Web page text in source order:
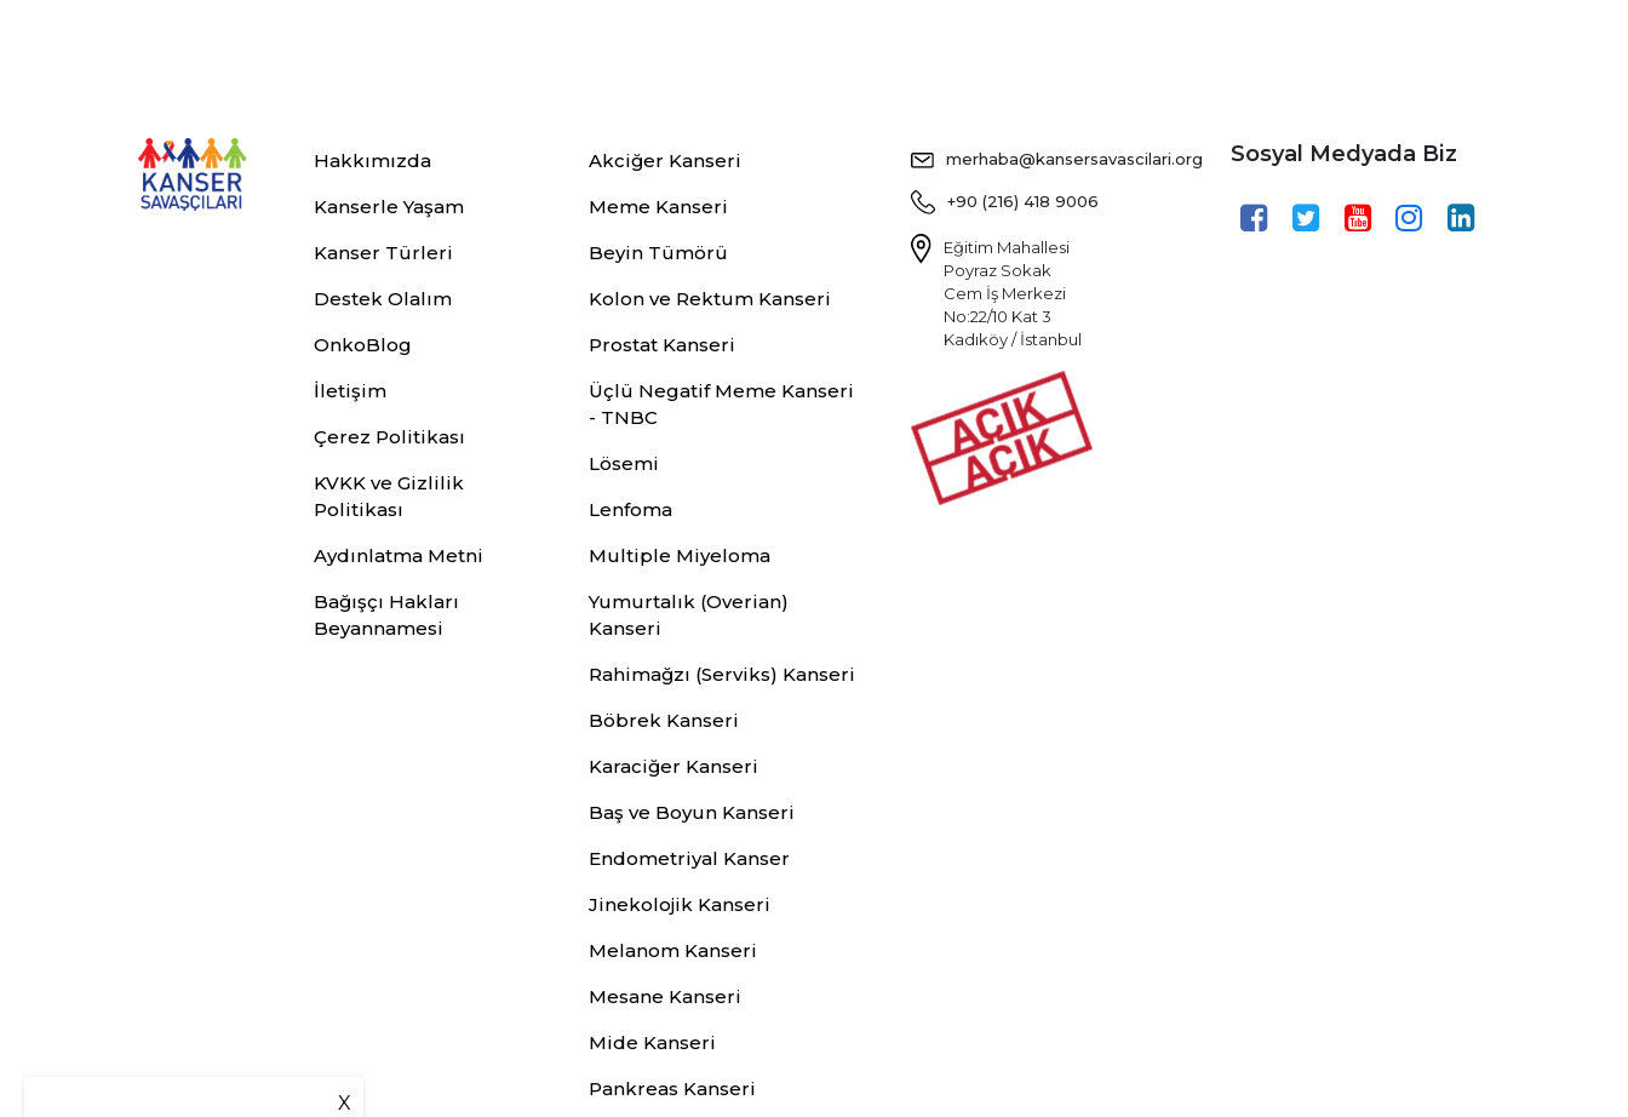
Hakkımızda
Kanserle Yaşam
Kanser Türleri
Destek Olalım
OnkoBlog
İletişim
Çerez Politikası
KVKK ve Gizlilik
Politikası
Aydınlatma Metni
Bağışçı Hakları
Beyannamesi
Akciğer Kanseri
Meme Kanseri
Beyin Tümörü
Kolon ve Rektum Kanseri
Prostat Kanseri
Üçlü Negatif Meme Kanseri
- TNBC
Lösemi
Lenfoma
Multiple Miyeloma
Yumurtalık (Overian)
Kanseri
Rahimağzı (Serviks) Kanseri
Böbrek Kanseri
Karaciğer Kanseri
Baş ve Boyun Kanseri
Endometriyal Kanser
Jinekolojik Kanseri
Melanom Kanseri
Mesane Kanseri
Mide Kanseri
Pankreas Kanseri
merhaba@kansersavascilari.org
+90 (216) 418 9006
Eğitim Mahallesi
Poyraz Sokak
Cem İş Merkezi
No:22/10 Kat 3
Kadıköy / İstanbul
Sosyal Medyada Biz
X